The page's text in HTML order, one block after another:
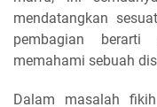
mendatangkan
pembagian
memahami sebuah
Dalam masalah